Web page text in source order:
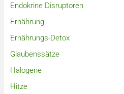
Endokrine Disruptoren
Ernährung
Ernährungs-Detox
Glaubenssätze
Halogene
Hitze